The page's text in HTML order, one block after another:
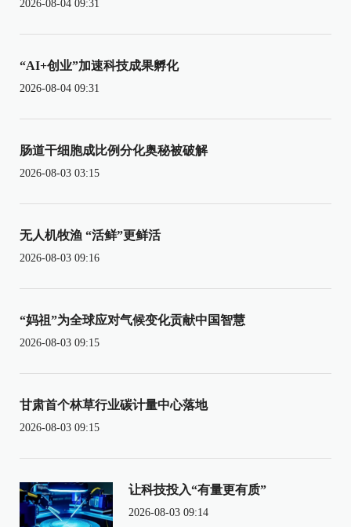
2026-08-04 09:31
“AI+创业”加速科技成果孵化
2026-08-04 09:31
肠道干细胞成比例分化奥秘被破解
2026-08-03 03:15
无人机牧渔 “活鲜”更鲜活
2026-08-03 09:16
“妈祖”为全球应对气候变化贡献中国智慧
2026-08-03 09:15
甘肃首个林草行业碳计量中心落地
2026-08-03 09:15
让科技投入“有量更有质”
2026-08-03 09:14